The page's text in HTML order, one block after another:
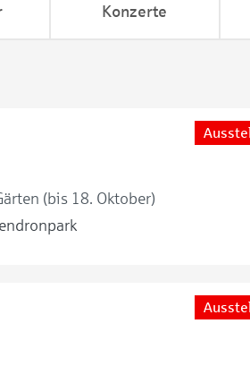
Konzerte
(bis 18. Oktober)